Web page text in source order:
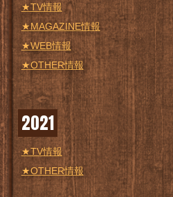
★TV情報
★MAGAZINE情報
★WEB情報
★OTHER情報
2021
★TV情報
★OTHER情報